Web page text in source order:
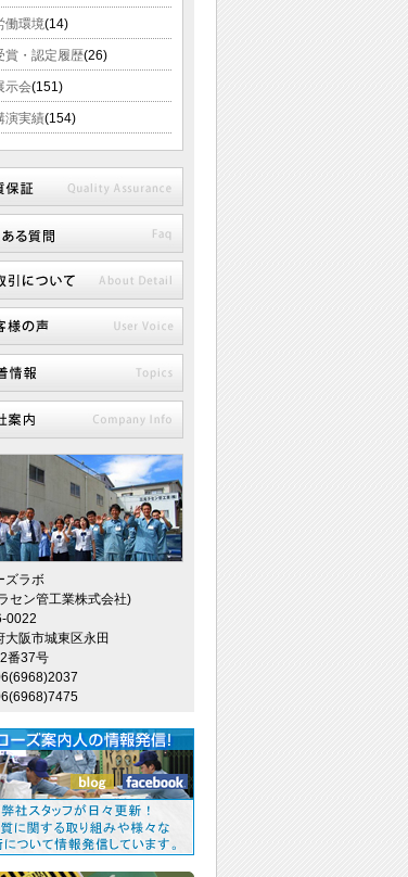
働環境(14)
賞・認定履歴(26)
示会(151)
演実績(154)
ズラボ
セン管工業株式会社)
0022
大阪市城東区永田
番37号